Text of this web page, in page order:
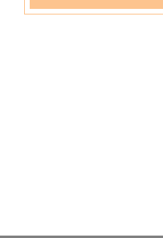
Menu panini kebab